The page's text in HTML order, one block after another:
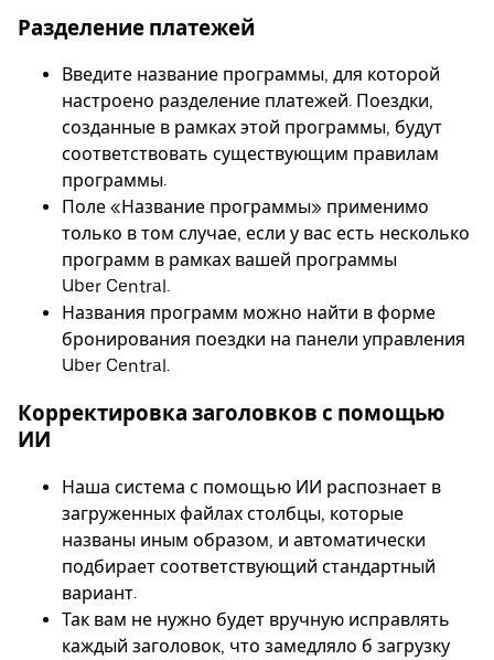
Разделение платежей
Введите название программы, для которой
настроено разделение платежей. Поездки,
созданные в рамках этой программы, будут
соответствовать существующим правилам
программы.
Поле «Название программы» применимо
только в том случае, если у вас есть несколько
программ в рамках вашей программы
Uber Central.
Названия программ можно найти в форме
бронирования поездки на панели управления
Uber Central.
Корректировка заголовков с помощью
ИИ
Наша система с помощью ИИ распознает в
загруженных файлах столбцы, которые
названы иным образом, и автоматически
подбирает соответствующий стандартный
вариант.
Так вам не нужно будет вручную исправлять
каждый заголовок, что замедляло б загрузку